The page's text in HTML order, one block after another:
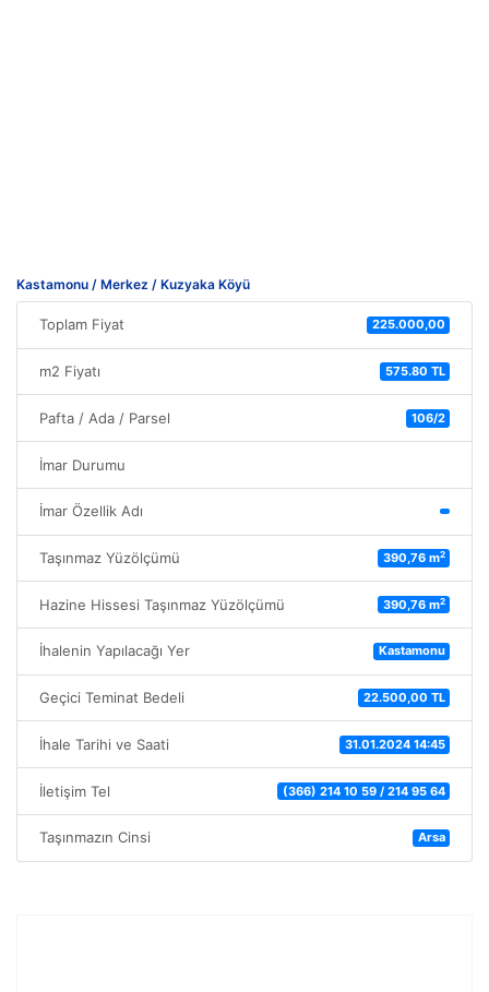
Kastamonu / Merkez / Kuzyaka Köyü
Toplam Fiyat 225.000,00
m2 Fiyatı 575.80 TL
Pafta / Ada / Parsel 106/2
İmar Durumu
İmar Özellik Adı
Taşınmaz Yüzölçümü 390,76 m2
Hazine Hissesi Taşınmaz Yüzölçümü 390,76 m2
İhalenin Yapılacağı Yer Kastamonu
Geçici Teminat Bedeli 22.500,00 TL
İhale Tarihi ve Saati 31.01.2024 14:45
İletişim Tel (366) 214 10 59 / 214 95 64
Taşınmazın Cinsi Arsa